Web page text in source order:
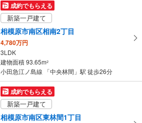
成約でもらえる
新築一戸建て
相模原市南区相南2丁目
4,780万円
3LDK
建物面積 93.65m2
小田急江ノ島線 「中央林間」駅 徒歩26分
成約でもらえる
新築一戸建て
相模原市南区東林間1丁目